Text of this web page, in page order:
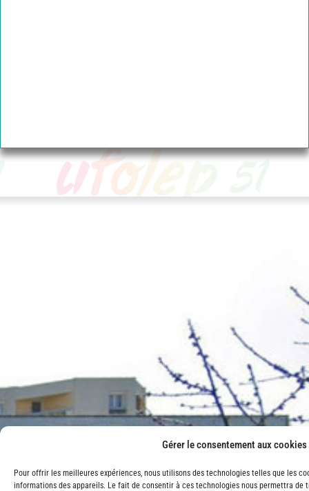
Gérer le consentement aux cookies
Pour offrir les meilleures expériences, nous utilisons des technologies telles que les
informations des appareils. Le fait de consentir à ces technologies nous permettra de